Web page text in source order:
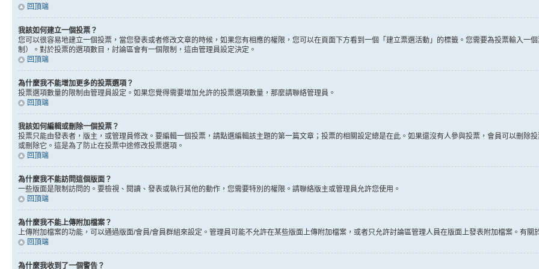
回頂端
我該如何建立一個投票？
您可以很容易地建立一個投票，當您發表或者修改文章的時候，如果您有相應的權限，您可以在頁面下方看到一個「建立票選活動」的標籤。您需要為投票輸入一
制）。對於投票的選項數目，討論區會有一個限制，這由管理員設定決定。
回頂端
為什麼我不能增加更多的投票選項？
投票選項數量的限制由管理員設定。如果您覺得需要增加允許的投票選項數量，那麼請聯絡管理員。
回頂端
我該如何編輯或刪除一個投票？
投票只能由發表者，版主，或管理員修改。要編輯一個投票，請點選編輯該主題的第一篇文章；投票的相關設定總是在此。如果還沒有人參與投票，會員可以刪除
或刪除它。這是為了防止在投票中途修改投票選項。
回頂端
為什麼我不能訪問這個版面？
一些版面是限制訪問的。要檢視、閱讀、發表或執行其他的動作，您需要特別的權限。請聯絡版主或管理員允許您使用。
回頂端
為什麼我不能上傳附加檔案？
上傳附加檔案的功能，可以通過版面/會員/會員群組來設定。管理員可能不允許在某些版面上傳附加檔案，或者只允許討論區管理人員在版面上發表附加檔案。有
回頂端
為什麼我收到了一個警告？